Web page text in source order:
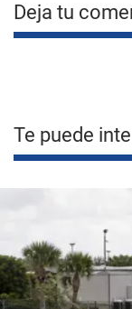
Deja tu
Te puede